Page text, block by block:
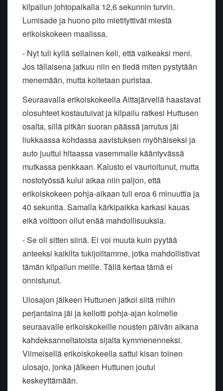
kilpailun johtopaikalla 12,6 sekunnin turvin.
Lumisade ja huono pito mietityttivät miestä
erikoiskokeen maalissa.
- Nyt tuli kyllä sellainen keli, että vaikeaksi meni.
Jos tällaisena jatkuu niin en tiedä miten pystytään
menemään, mutta koitetaan puristaa.
Seuraavalla erikoiskokeella Aittajärvellä haastavat
olosuhteet kostautuivat ja kilpailu ratkesi Huttusen
osalta, sillä pitkän suoran päässä jarrutus jäi
liukkaassa kohdassa aavistuksen myöhäiseksi ja
auto juuttui hitaassa vasemmalle kääntyvässä
mutkassa penkkaan. Kalusto ei vaurioitunut, mutta
nostotyössä kului aikaa niin paljon, että
erikoiskokeen pohja-aikaan tuli eroa 6 minuuttia ja
40 sekuntia. Samalla kärkipaikka karkasi kauas
eikä voittoon ollut enää mahdollisuuksia.
- Se oli sitten siinä. Ei voi muuta kuin pyytää
anteeksi kaikilta tukijoiltamme, jotka mahdollistivat
tämän kilpailun meille. Tällä kertaa tämä ei
onnistunut.
Ulosajon jälkeen Huttunen jatkoi siitä mihin
perjantaina jäi ja kellotti pohja-ajan kolmelle
seuraavalle erikoiskokeille nousten päivän aikana
kahdeksanneltatoista sijalta kymmenenneksi.
Viimeisellä erikoiskokeella sattui kisan toinen
ulosajo, jonka jälkeen Huttunen joutui
keskeyttämään.